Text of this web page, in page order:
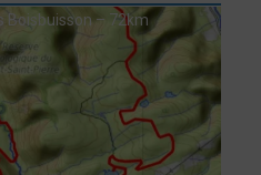
Boisbuisson – 72km